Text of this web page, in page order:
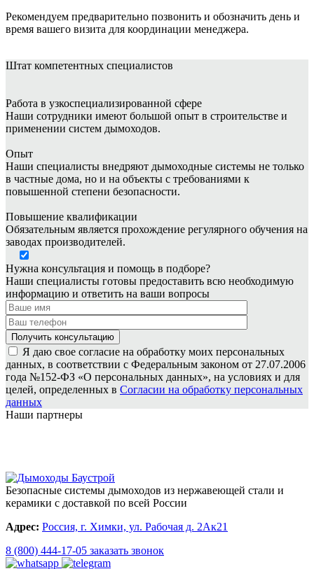
Рекомендуем предварительно позвонить и обозначить день и
время вашего визита для координации менеджера.
Штат компетентных специалистов
Работа в узкоспециализированной сфере
Наши сотрудники имеют большой опыт в строительстве и
применении систем дымоходов.
Опыт
Наши специалисты внедряют дымоходные системы не только
в частные дома, но и на объекты с требованиями к
повышенной степени безопасности.
Повышение квалификации
Обязательным является прохождение регулярного обучения на
заводах производителей.
Нужна консультация и помощь в подборе?
Наши специалисты готовы предоставить всю необходимую
информацию и ответить на ваши вопросы
Я даю свое согласие на обработку моих персональных
данных, в соответствии с Федеральным законом от 27.07.2006
года №152-ФЗ «О персональных данных», на условиях и для
целей, определенных в Согласии на обработку персональных
данных
Наши партнеры
Безопасные системы дымоходов из нержавеющей стали и
керамики с доставкой по всей России
Адрес: Россия, г. Химки, ул. Рабочая д. 2Ак21
8 (800) 444-17-05 заказать звонок